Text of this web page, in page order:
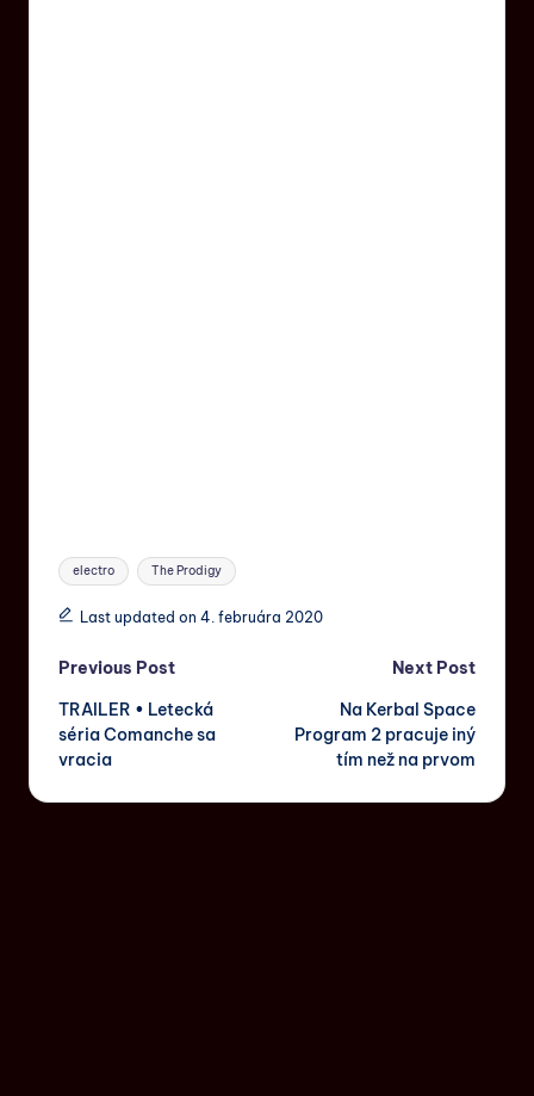
electro The Prodigy
Last updated on 4. februára 2020
Previous Post
TRAILER • Letecká
séria Comanche sa
vracia
Next Post
Na Kerbal Space
Program 2 pracuje iný
tím než na prvom